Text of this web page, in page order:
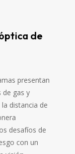
de
presentan
de gas y
distancia de
desafíos de
con un